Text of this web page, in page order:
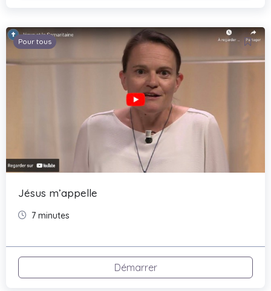
Pour tous
Jésus m’appelle
7 minutes
Démarrer